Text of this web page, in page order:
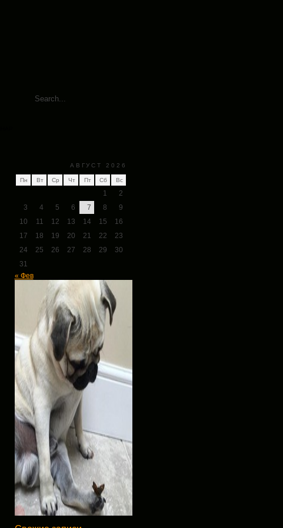
АВГУСТ 2026
Пн Вт Ср Чт Пт Сб Вс
1
2
3
4 5 6 7 8
9
10
11 12 13 14 15
16
17
18 19 20 21 22
23
24
25 26 27 28 29
30
31
« Фев